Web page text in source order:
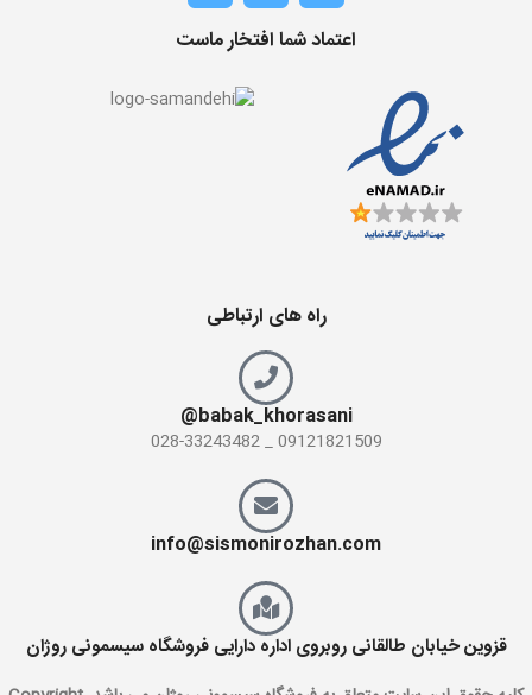
اعتماد شما افتخار ماست
راه های ارتباطی
babak_khorasani@
09121821509 _ 028-33243482
info@sismonirozhan.com
قزوین خیابان طالقانی روبروی اداره دارایی فروشگاه سیسمونی روژان